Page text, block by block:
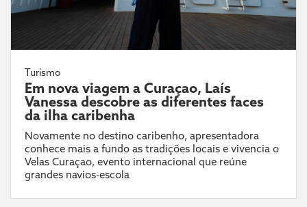
Turismo
Em nova viagem a Curaçao, Laís
Vanessa descobre as diferentes faces
da ilha caribenha
Novamente no destino caribenho, apresentadora
conhece mais a fundo as tradições locais e vivencia o
Velas Curaçao, evento internacional que reúne
grandes navios-escola